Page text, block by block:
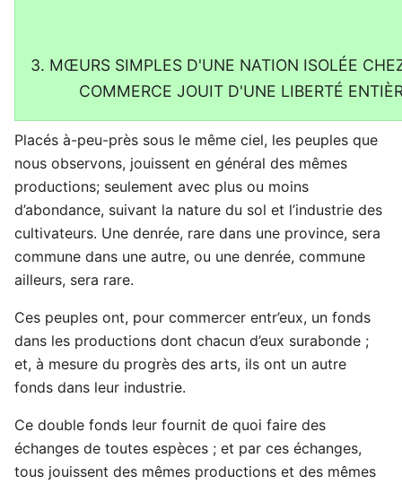
3. MŒURS SIMPLES D'UNE NATION ISOLÉE
COMMERCE JOUIT D'UNE LIBERTÉ
Placés à-peu-près sous le même ciel, les peuples que
nous observons, jouissent en général des mêmes
productions; seulement avec plus ou moins
d’abondance, suivant la nature du sol et l’industrie des
cultivateurs. Une denrée, rare dans une province, sera
commune dans une autre, ou une denrée, commune
ailleurs, sera rare.
Ces peuples ont, pour commercer entr’eux, un fonds
dans les productions dont chacun d’eux surabonde ;
et, à mesure du progrès des arts, ils ont un autre
fonds dans leur industrie.
Ce double fonds leur fournit de quoi faire des
échanges de toutes espèces ; et par ces échanges,
tous jouissent des mêmes productions et des mêmes